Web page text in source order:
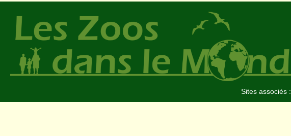
Sites associés :